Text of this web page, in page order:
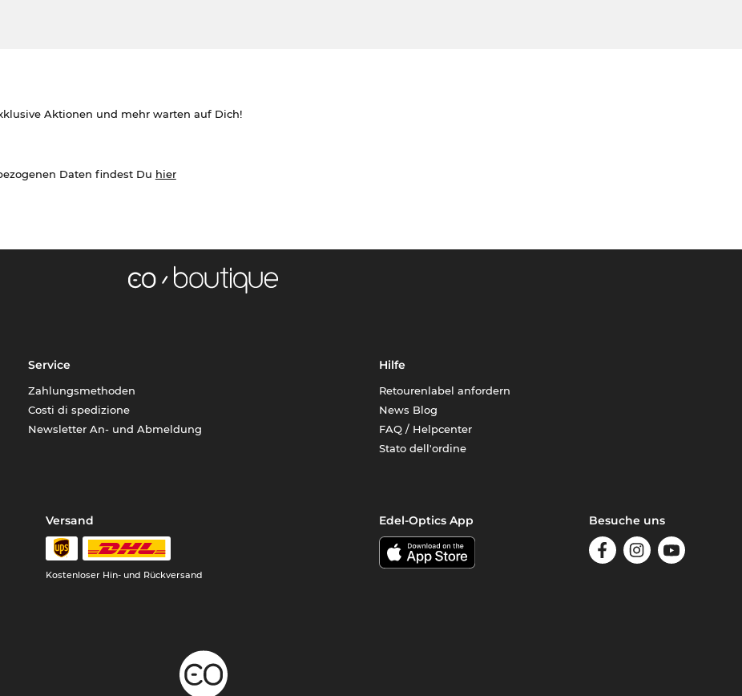
Aktionen und mehr warten auf Dich!
Daten findest Du hier
Service
Zahlungsmethoden
Costi di spedizione
Newsletter An- und Abmeldung
Hilfe
Retourenlabel anfordern
News Blog
FAQ / Helpcenter
Stato dell'ordine
Versand
Kostenloser Hin- und Rückversand
Edel-Optics App Besuche uns